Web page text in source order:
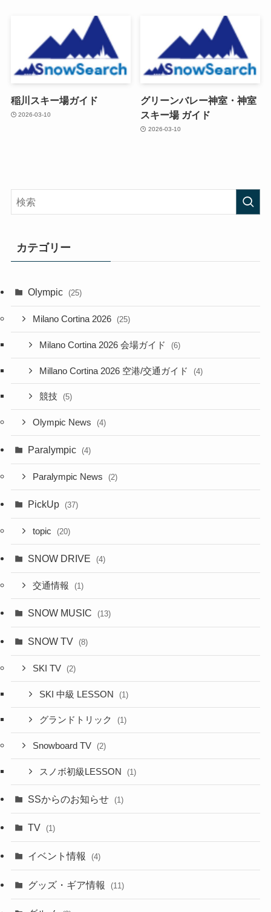
稲川スキー場ガイド
2026-03-10
グリーンバレー神室・神室
スキー場 ガイド
2026-03-10
カテゴリー
Olympic (25)
Milano Cortina 2026 (25)
Milano Cortina 2026 会場ガイド (6)
Millano Cortina 2026 空港/交通ガイド (4)
競技 (5)
Olympic News (4)
Paralympic (4)
Paralympic News (2)
PickUp (37)
topic (20)
SNOW DRIVE (4)
交通情報 (1)
SNOW MUSIC (13)
SNOW TV (8)
SKI TV (2)
SKI 中級 LESSON (1)
グランドトリック (1)
Snowboard TV (2)
スノボ初級LESSON (1)
SSからのお知らせ (1)
TV (1)
イベント情報 (4)
グッズ・ギア情報 (11)